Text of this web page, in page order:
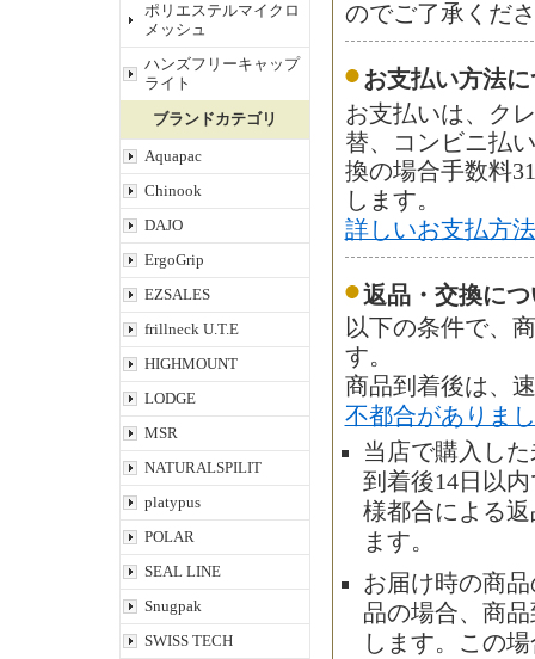
ポリエステルマイクロ
メッシュ
ハンズフリーキャップ
ライト
ブランドカテゴリ
Aquapac
Chinook
DAJO
ErgoGrip
EZSALES
frillneck U.T.E
HIGHMOUNT
LODGE
MSR
NATURALSPILIT
platypus
POLAR
SEAL LINE
Snugpak
SWISS TECH
のでご了承くだ
お支払い方法
お支払いは、ク
替、コンビニ払
換の場合手数料
します。
詳しいお支払方
返品・交換につ
以下の条件で、
す。
商品到着後は、
不都合がありま
当店で購入し
到着後14日以
様都合による
ます。
お届け時の商
品の場合、商
します。この